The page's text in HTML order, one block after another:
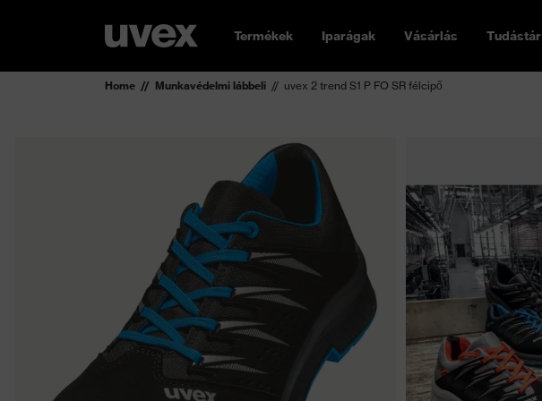
Termékek Iparágak Vásárlás Tudástár
Home Munkavédelmi lábbeli uvex 2 trend S1 P FO SR félcipő